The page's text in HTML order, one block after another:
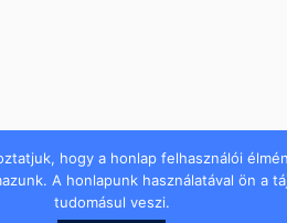
hogy a honlap felhasználói
A honlapunk használatával ön a
tudomásul veszi.